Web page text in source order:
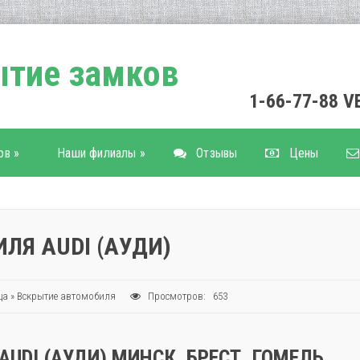
замков
1-66-77-88
» Наши филиалы » Отзывы Цены
AUDI (АУДИ)
» Вскрытие автомобиля Просмотров: 653